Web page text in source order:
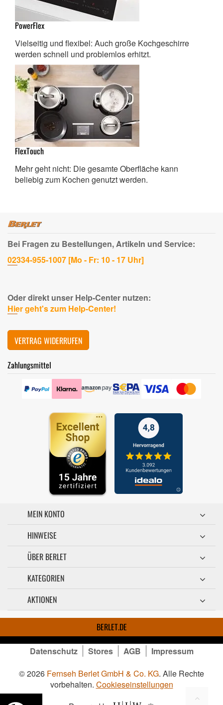
PowerFlex
Vielseitig und flexibel: Auch große Kochgeschirre
werden schnell und problemlos erhitzt.
FlexTouch
Mehr geht nicht: Die gesamte Oberfläche kann
beliebig zum Kochen genutzt werden.
Bei Fragen zu Bestellungen, Artikeln und Service:
02334-955-1007 [Mo - Fr: 10 - 17 Uhr]
Oder direkt unser Help-Center nutzen:
Hier geht's zum Help-Center!
VERTRAG WIDERRUFEN
Zahlungsmittel
MEIN KONTO
HINWEISE
ÜBER BERLET
KATEGORIEN
AKTIONEN
BERLET.DE
Datenschutz Stores AGB
Impressum
© 2026 Fernseh Berlet GmbH & Co. KG. Alle Rechte
vorbehalten. Cookieseinstellungen